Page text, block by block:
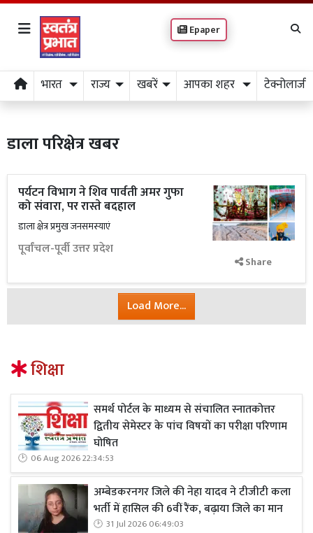
Epaper
भारत राज्य खबरें आपका शहर टेक्नोलाजी
डाला परिक्षेत्र खबर
पर्यटन विभाग ने शिव पार्वती अमर गुफा
को संवारा, पर रास्ते बदहाल
डाला क्षेत्र प्रमुख जनसमस्याएं
पूर्वांचल-पूर्वी उत्तर प्रदेश
Share
Load More...
शिक्षा
समर्थ पोर्टल के माध्यम से संचालित स्नातकोत्तर
द्वितीय सेमेस्टर के पांच विषयों का परीक्षा परिणाम
घोषित
06 Aug 2026 22:34:53
अम्बेडकरनगर जिले की नेहा यादव ने टीजीटी कला
भर्ती में हासिल की 6वीं रैंक, बढ़ाया जिले का मान
31 Jul 2026 06:49:03